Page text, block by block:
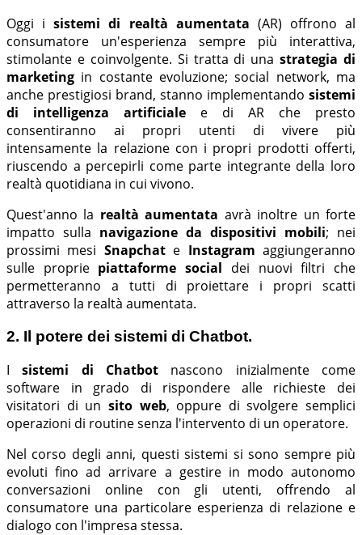
Oggi isistemi di realtà aumentata (AR) offrono al
consumatore un'esperienza sempre più interattiva,
stimolante e coinvolgente. Si tratta di unastrategia di
marketing in costante evoluzione; social network, ma
anche prestigiosi brand, stanno implementando sistemi
di intelligenza artificiale e di AR che presto
consentiranno ai propri utenti di vivere più
intensamente la relazione con i propri prodotti offerti,
riuscendo a percepirli come parte integrante della loro
realtà quotidiana in cui vivono.
Quest'anno la realtà aumentata avrà inoltre un forte
impatto sulla navigazione da dispositivi mobili; nei
prossimi mesi Snapchate Instagram aggiungeranno
sulle proprie piattaforme social dei nuovi filtri che
permetteranno a tutti di proiettare i propri scatti
attraverso la realtà aumentata.
2. Il potere dei sistemi di Chatbot.
Isistemi di Chatbot nascono inizialmente come
software in grado di rispondere alle richieste dei
visitatori di un sito web, oppure di svolgere semplici
operazioni di routine senza l'intervento di un operatore.
Nel corso degli anni, questi sistemi si sono sempre più
evoluti fino ad arrivare a gestire in modo autonomo
conversazioni online con gli utenti, offrendo al
consumatore una particolare esperienza di relazione e
dialogo con l'impresa stessa.